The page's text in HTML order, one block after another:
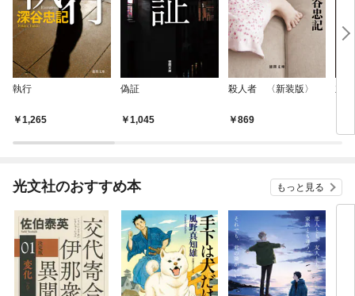
執行
1,265
偽証
1,045
殺人者 〈新装版〉
869
立
光文社のおすすめ本 もっと見る